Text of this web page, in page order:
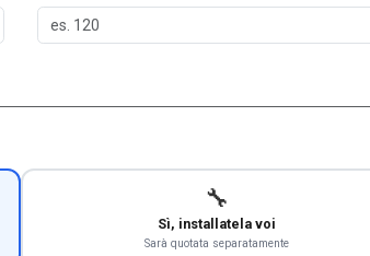
🔧
Sì, installatela voi
Sarà quotata separatamente